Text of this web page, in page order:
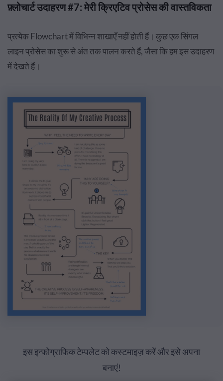
फ़्लोचार्ट उदाहरण #7: मेरी क्रिएटिव प्रोसेस की वास्तविकता
प्रत्येक Flowchart में विभिन्न शाखाएँ नहीं होती हैं। कुछ एक सिंगल
लाइन प्रोसेस का शुरू से अंत तक पालन करते हैं, जैसा कि हम इस उदाहरण
में देखते हैं।
इस इन्फोग्राफिक टेम्पलेट को कस्टमाइज़ करें और इसे अपना
बनाएं!